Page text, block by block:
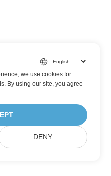
we use cookies for
By using our site, you agree
DENY